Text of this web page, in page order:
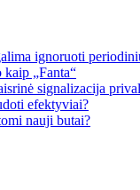
ignoruoti
„Fanta“
signalizacija
efektyviai?
nauji butai?